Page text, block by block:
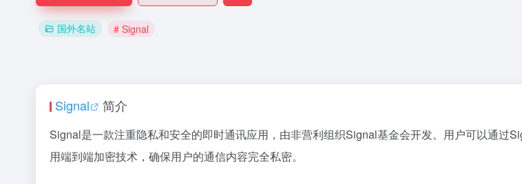
国外名站 # Signal
Signal 简介
Signal是一款注重隐私和安全的即时通讯应用，由非营利组织Signal基金会开发。用户可以通过
用端到端加密技术，确保用户的通信内容完全私密。